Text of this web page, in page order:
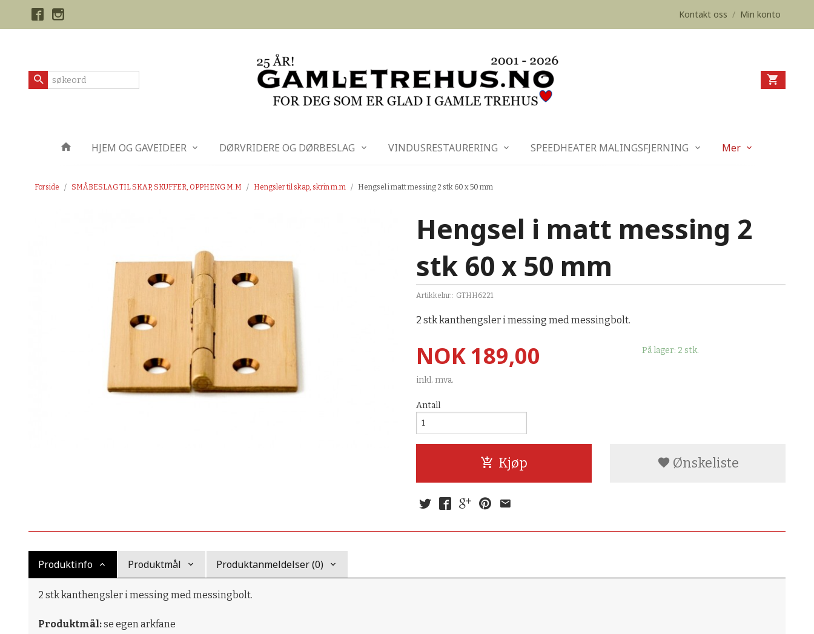
Kontakt oss / Min konto
Produkter HJEM OG GAVEIDEER DØRVRIDERE OG DØRBESLAG VINDUSRESTAURERING SPEEDHEATER MALINGSFJERNING Mer
Forside SMÅBESLAG TIL SKAP, SKUFFER, OPPHENG M.M Hengsler til skap, skrin m.m Hengsel i matt messing 2 stk 60 x 50 mm
Hengsel i matt messing 2
stk 60 x 50 mm
Artikkelnr.: GTHH6221
2 stk kanthengsler i messing med messingbolt.
Pris
NOK189,00
inkl. mva.
På lager: 2 stk.
Antall
Kjøp Ønskeliste
Produktinfo Produktmål Produktanmeldelser (0)
2 stk kanthengsler i messing med messingbolt.
Produktmål:se egen arkfane